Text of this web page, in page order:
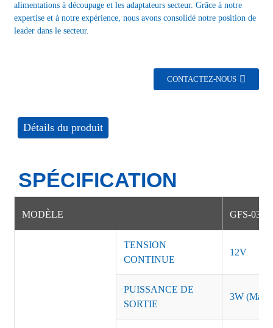
alimentations à découpage et les adaptateurs secteur. Grâce à notre
expertise et à notre expérience, nous avons consolidé notre position de
leader dans le secteur.
CONTACTEZ-NOUS
Détails du produit
SPÉCIFICATION
MODÈLE GFS-03-12
TENSION
CONTINUE
12V
PUISSANCE DE
SORTIE
3W (Max)